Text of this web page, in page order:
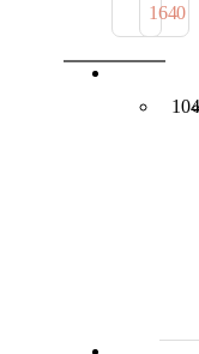
1640
104